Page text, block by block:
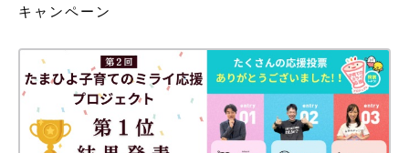
す。
キャンペーン